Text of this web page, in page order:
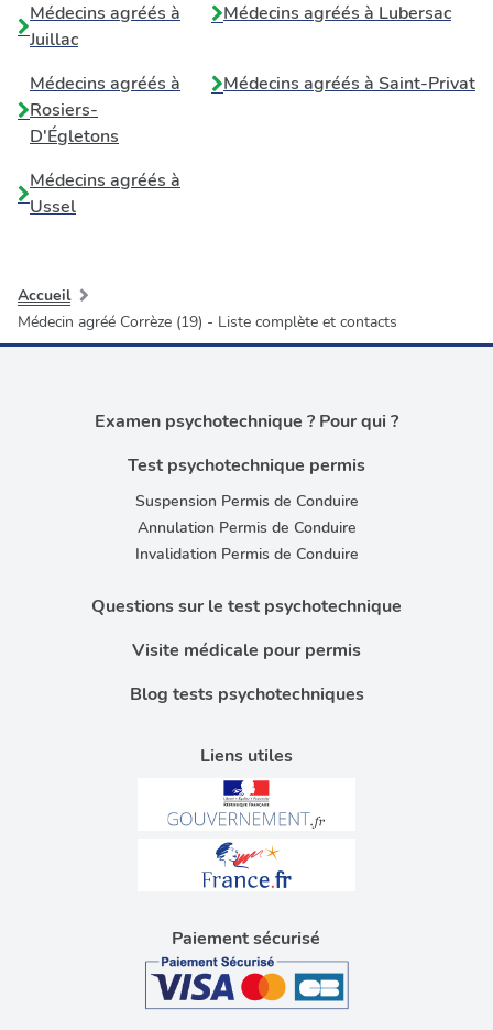
Médecins agréés à
Juillac
Médecins agréés à Lubersac
Médecins agréés à
Rosiers-
D'Égletons
Médecins agréés à Saint-Privat
Médecins agréés à
Ussel
Accueil
Médecin agréé Corrèze (19) - Liste complète et contacts
Liens utiles
Examen psychotechnique ? Pour qui ?
Test psychotechnique permis
Suspension Permis de Conduire
Annulation Permis de Conduire
Invalidation Permis de Conduire
Questions sur le test psychotechnique
Visite médicale pour permis
Blog tests psychotechniques
Paiement sécurisé